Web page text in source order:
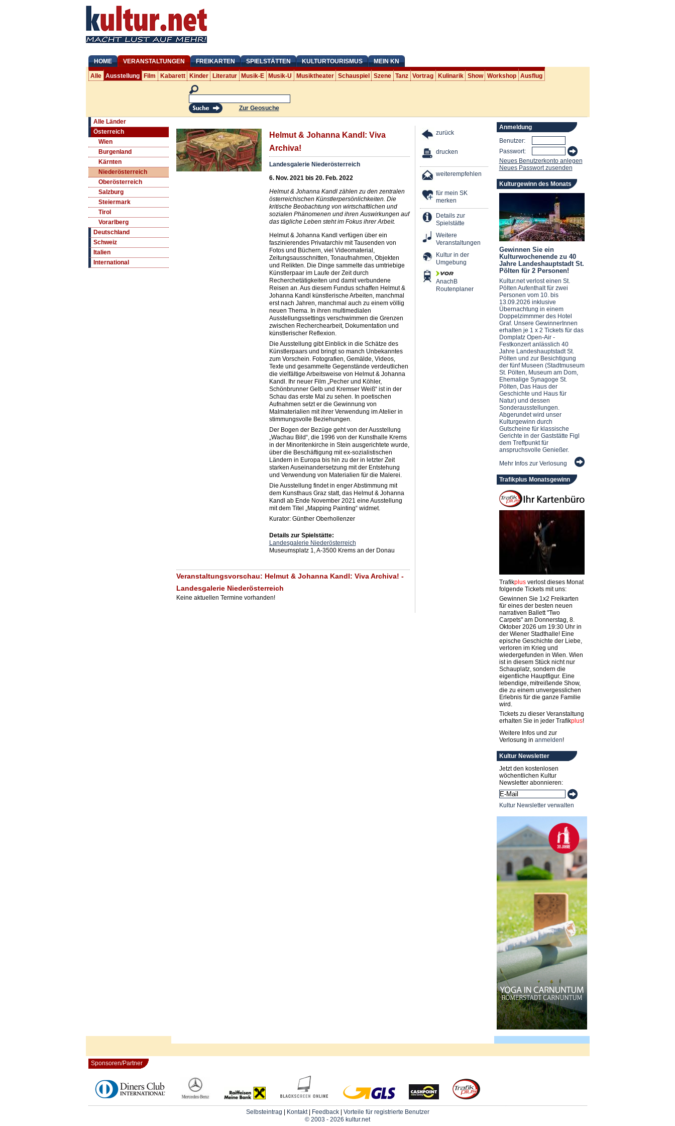
HOME VERANSTALTUNGEN FREIKARTEN SPIELSTÄTTEN KULTURTOURISMUS MEIN KN
Alle Ausstellung Film Kabarett Kinder Literatur Musik-E Musik-U Musiktheater Schauspiel Szene Tanz Vortrag Kulinarik Show Workshop Ausflug
Zur Geosuche
Alle Länder
Österreich
Wien
Burgenland
Kärnten
Niederösterreich
Oberösterreich
Salzburg
Steiermark
Tirol
Vorarlberg
Deutschland
Schweiz
Italien
International
Helmut & Johanna Kandl: Viva
Archiva!
Landesgalerie Niederösterreich
6. Nov. 2021 bis 20. Feb. 2022
Helmut & Johanna Kandl zählen zu den zentralen
österreichischen Künstlerpersönlichkeiten. Die
kritische Beobachtung von wirtschaftlichen und
sozialen Phänomenen und ihren Auswirkungen auf
das tägliche Leben steht im Fokus ihrer Arbeit.
Helmut & Johanna Kandl verfügen über ein
faszinierendes Privatarchiv mit Tausenden von
Fotos und Büchern, viel Videomaterial,
Zeitungsausschnitten, Tonaufnahmen, Objekten
und Relikten. Die Dinge sammelte das umtriebige
Künstlerpaar im Laufe der Zeit durch
Recherchetätigkeiten und damit verbundene
Reisen an. Aus diesem Fundus schaffen Helmut &
Johanna Kandl künstlerische Arbeiten, manchmal
erst nach Jahren, manchmal auch zu einem völlig
neuen Thema. In ihren multimedialen
Ausstellungssettings verschwimmen die Grenzen
zwischen Recherchearbeit, Dokumentation und
künstlerischer Reflexion.
Die Ausstellung gibt Einblick in die Schätze des
Künstlerpaars und bringt so manch Unbekanntes
zum Vorschein. Fotografien, Gemälde, Videos,
Texte und gesammelte Gegenstände verdeutlichen
die vielfältige Arbeitsweise von Helmut & Johanna
Kandl. Ihr neuer Film „Pecher und Köhler,
Schönbrunner Gelb und Kremser Weiß“ ist in der
Schau das erste Mal zu sehen. In poetischen
Aufnahmen setzt er die Gewinnung von
Malmaterialien mit ihrer Verwendung im Atelier in
stimmungsvolle Beziehungen.
Der Bogen der Bezüge geht von der Ausstellung
„Wachau Bild“, die 1996 von der Kunsthalle Krems
in der Minoritenkirche in Stein ausgerichtete wurde,
über die Beschäftigung mit ex-sozialistischen
Ländern in Europa bis hin zu der in letzter Zeit
starken Auseinandersetzung mit der Entstehung
und Verwendung von Materialien für die Malerei.
Die Ausstellung findet in enger Abstimmung mit
dem Kunsthaus Graz statt, das Helmut & Johanna
Kandl ab Ende November 2021 eine Ausstellung
mit dem Titel „Mapping Painting“ widmet.
Kurator: Günther Oberhollenzer
Details zur Spielstätte:
Landesgalerie Niederösterreich
Museumsplatz 1, A-3500 Krems an der Donau
Veranstaltungsvorschau: Helmut & Johanna Kandl: Viva Archiva! -
Landesgalerie Niederösterreich
Keine aktuellen Termine vorhanden!
zurück
drucken
weiterempfehlen
für mein SK
merken
Details zur
Spielstätte
Weitere
Veranstaltungen
Kultur in der
Umgebung
AnachB
Routenplaner
Anmeldung
Benutzer:
Passwort:
Neues Benutzerkonto anlegen
Neues Passwort zusenden
Kulturgewinn des Monats
Gewinnen Sie ein
Kulturwochenende zu 40
Jahre Landeshauptstadt St.
Pölten für 2 Personen!
Kultur.net verlost einen St.
Pölten Aufenthalt für zwei
Personen vom 10. bis
13.09.2026 inklusive
Übernachtung in einem
Doppelzimmmer des Hotel
Graf. Unsere GewinnerInnen
erhalten je 1 x 2 Tickets für das
Domplatz Open-Air -
Festkonzert anlässlich 40
Jahre Landeshauptstadt St.
Pölten und zur Besichtigung
der fünf Museen (Stadtmuseum
St. Pölten, Museum am Dom,
Ehemalige Synagoge St.
Pölten, Das Haus der
Geschichte und Haus für
Natur) und dessen
Sonderausstellungen.
Abgerundet wird unser
Kulturgewinn durch
Gutscheine für klassische
Gerichte in der Gaststätte Figl
dem Treffpunkt für
anspruchsvolle Genießer.
Mehr Infos zur Verlosung
Trafikplus Monatsgewinn
Trafikplusverlost dieses Monat
folgende Tickets mit uns:
Gewinnen Sie 1x2 Freikarten
für eines der besten neuen
narrativen Ballett "Two
Carpets" am Donnerstag, 8.
Oktober 2026 um 19:30 Uhr in
der Wiener Stadthalle! Eine
epische Geschichte der Liebe,
verloren im Krieg und
wiedergefunden in Wien. Wien
ist in diesem Stück nicht nur
Schauplatz, sondern die
eigentliche Hauptfigur. Eine
lebendige, mitreißende Show,
die zu einem unvergesslichen
Erlebnis für die ganze Familie
wird.
Tickets zu dieser Veranstaltung
erhalten Sie in jeder Trafikplus!
Weitere Infos und zur
Verlosung in anmelden!
Kultur Newsletter
Jetzt den kostenlosen
wöchentlichen Kultur
Newsletter abonnieren:
Kultur Newsletter verwalten
Sponsoren/Partner
Selbsteintrag Kontakt| Feedback| Vorteile für registrierte Benutzer
© 2003 - 2026 kultur.net